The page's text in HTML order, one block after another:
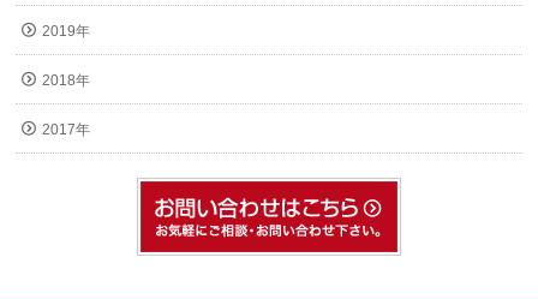
2019年
2018年
2017年